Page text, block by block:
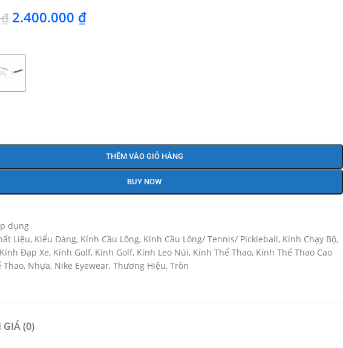
₫ 2.400.000 ₫
THÊM VÀO GIỎ HÀNG
BUY NOW
dụng
Liệu, Kiểu Dáng, Kính Cầu Lông, Kính Cầu Lông/ Tennis/ Pickleball, Kính Chạy Bộ,
Kính Đạp Xe, Kính Golf, Kính Golf, Kính Leo Núi, Kính Thể Thao, Kính Thể Thao Cao
Thao, Nhựa, Nike Eyewear, Thương Hiệu, Tròn
(0)